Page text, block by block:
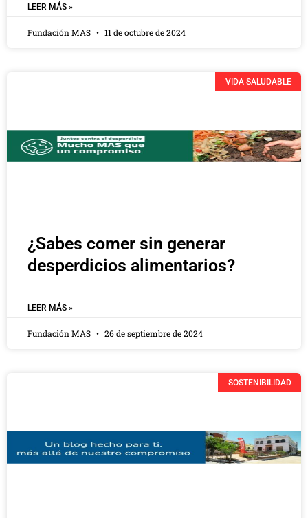
LEER MÁS »
Fundación MAS 11 de octubre de 2024
VIDA SALUDABLE
¿Sabes comer sin generar
desperdicios alimentarios?
LEER MÁS »
Fundación MAS 26 de septiembre de 2024
SOSTENIBILIDAD